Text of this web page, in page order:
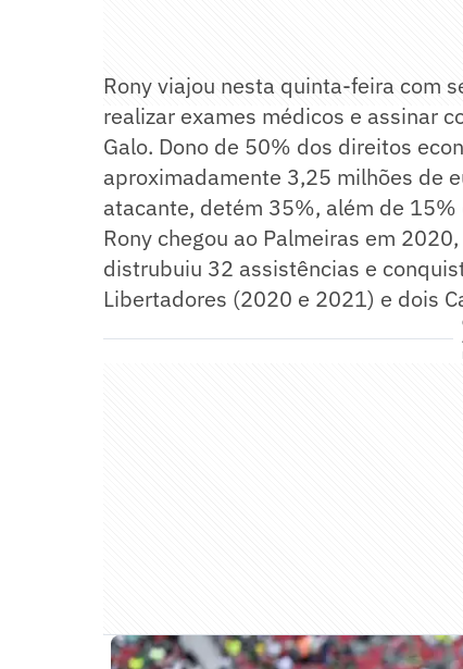
Rony viajou nesta quinta-feira com
realizar exames médicos e assinar
Galo. Dono de 50% dos direitos
aproximadamente 3,25 milhões de
atacante, detém 35%, além de 15%
Rony chegou ao Palmeiras em
distrubuiu 32 assistências e
Libertadores (2020 e 2021) e dois